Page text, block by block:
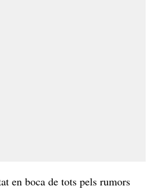
en boca de tots pels rumors